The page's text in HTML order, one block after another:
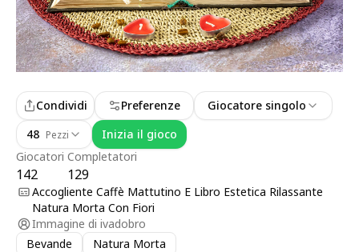
Giocatori
142
Completatori
129
Condividi Preferenze
Giocatore singolo
48 Pezzi Inizia il gioco
Accogliente Caffè Mattutino E Libro Estetica Rilassante
Natura Morta Con Fiori
Immagine di ivadobro
Bevande
Natura Morta